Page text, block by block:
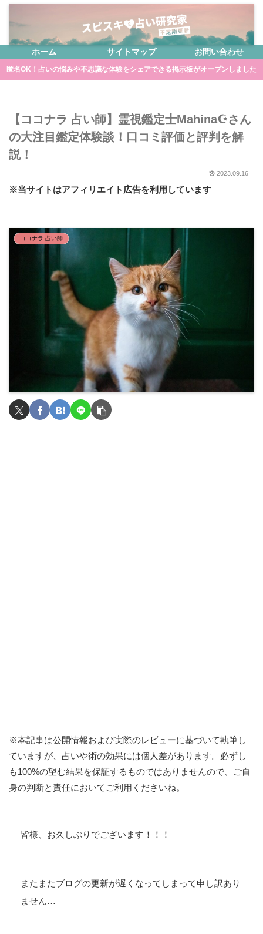
ホーム サイトマップ お問い合わせ
匿名OK！占いの悩みや不思議な体験をシェアできる掲示板がオープンしました
【ココナラ 占い師】霊視鑑定士Mahina☪️さん
の大注目鑑定体験談！口コミ評価と評判を解
説！
2023.09.16
※当サイトはアフィリエイト広告を利用しています
ココナラ 占い師
※本記事は公開情報および実際のレビューに基づいて執筆し
ていますが、占いや術の効果には個人差があります。必ずし
も100%の望む結果を保証するものではありませんので、ご自
身の判断と責任においてご利用くださいね。
皆様、お久しぶりでございます！！！
またまたブログの更新が遅くなってしまって申し訳あり
ません…